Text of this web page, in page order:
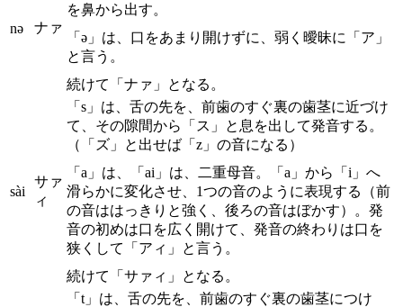
nə ナァ
を鼻から出す。
「ə」は、口をあまり開けずに、弱く曖昧に「ア」
と言う。
続けて「ナァ」となる。
sài
サァ
ィ
「s」は、舌の先を、前歯のすぐ裏の歯茎に近づけ
て、その隙間から「ス」と息を出して発音する。
（「ズ」と出せば「z」の音になる）
「a」は、「ai」は、二重母音。「a」から「i」へ
滑らかに変化させ、1つの音のように表現する（前
の音ははっきりと強く、後ろの音はぼかす）。発
音の初めは口を広く開けて、発音の終わりは口を
狭くして「アィ」と言う。
続けて「サァィ」となる。
「t」は、舌の先を、前歯のすぐ裏の歯茎につけ